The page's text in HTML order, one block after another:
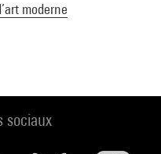
moderne
sociaux